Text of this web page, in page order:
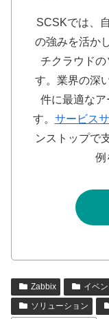
SCSKでは、
の強みを活か
チクラウドの
す。業界の深
件に最適なア
す。 サービス
ンストップで
例
Zabbix イベ
ソリューション